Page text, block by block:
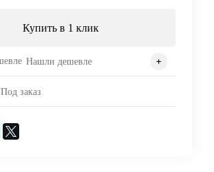
Купить в 1 клик
Нашли дешевле
Под заказ